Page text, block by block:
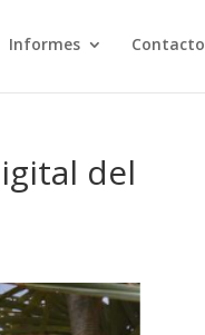
Informes Contacto
del